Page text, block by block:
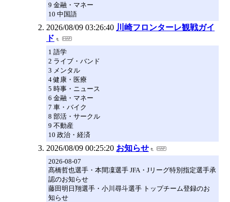
9 金融・マネー
10 中国語
2026/08/09 03:26:40 川崎フロンターレ観戦ガイ
ド
1 語学
2 ライブ・バンド
3 メンタル
4 健康・医療
5 時事・ニュース
6 金融・マネー
7 車・バイク
8 部活・サークル
9 不動産
10 政治・経済
2026/08/09 00:25:20 お知らせ
2026-08-07
髙橋哲也選手・本間凜選手 JFA・Jリーグ特別指定選手承
認のお知らせ
藤田明日翔選手・小川尋斗選手 トップチーム登録のお
知らせ